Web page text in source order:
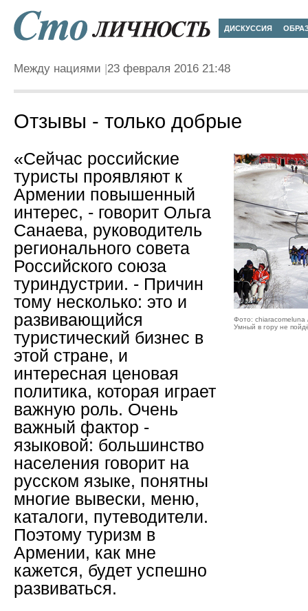
ДИСКУССИЯ
Между нациями 23 февраля 2016 21:48
Отзывы - только добрые
Фото: chiaracomeluna
Умный в гору не
«Сейчас российские
туристы проявляют к
Армении повышенный
интерес, - говорит Ольга
Санаева, руководитель
регионального совета
Российского союза
туриндустрии. - Причин
тому несколько: это и
развивающийся
туристический бизнес в
этой стране, и
интересная ценовая
политика, которая играет
важную роль. Очень
важный фактор -
языковой: большинство
населения говорит на
русском языке, понятны
многие вывески, меню,
каталоги, путеводители.
Поэтому туризм в
Армении, как мне
кажется, будет успешно
развиваться.